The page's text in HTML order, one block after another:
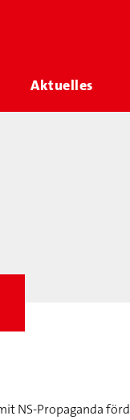
Aktuelles
NS-Propaganda